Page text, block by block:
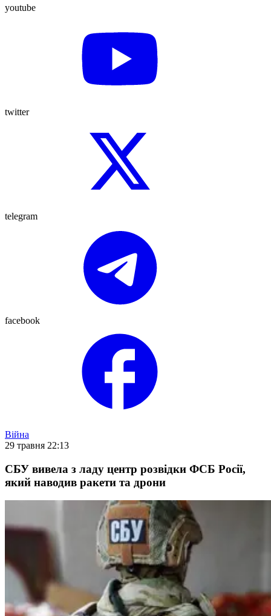
youtube
twitter
telegram
facebook
Війна
29 травня 22:13
СБУ вивела з ладу центр розвідки ФСБ Росії,
який наводив ракети та дрони